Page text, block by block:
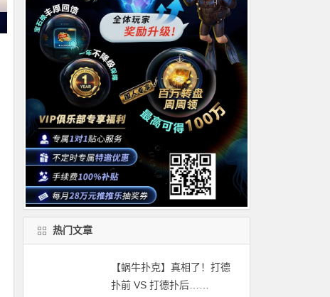
热门文章
【蜗牛扑克】真相了！打德
扑前 VS 打德扑后……